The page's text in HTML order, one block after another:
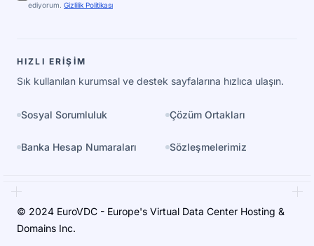
ediyorum. Gizlilik Politikası
HIZLI ERIŞIM
Sık kullanılan kurumsal ve destek sayfalarına hızlıca ulaşın.
Sosyal Sorumluluk Çözüm Ortakları
Banka Hesap Numaraları Sözleşmelerimiz
© 2024 EuroVDC - Europe's Virtual Data Center Hosting &
Domains Inc.